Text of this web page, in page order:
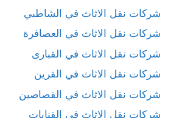
شركات نقل الاثاث في الشاطبي
شركات نقل الاثاث في العصافرة
شركات نقل الاثاث في القبارى
شركات نقل الاثاث في القرين
شركات نقل الاثاث في القصاصين
شركات نقل الاثاث في القنايات